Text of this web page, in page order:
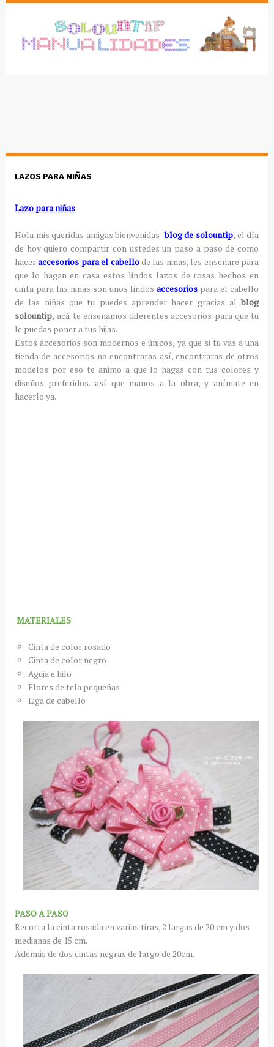
LAZOS PARA NIÑAS
Lazo para niñas
Hola mis queridas amigas bienvenidas blog de solountip, el día
de hoy quiero compartir con ustedes un paso a paso de como
haceraccesorios para el cabellode las niñas, les enseñare para
que lo hagan en casa estos lindos lazos de rosas hechos en
cinta para las niñas son unos lindos accesorios para el cabello
de las niñas que tu puedes aprender hacer gracias alblog
solountip,acá te enseñamos diferentes accesorios para que tu
le puedas poner a tus hijas.
Estos accesorios son modernos e únicos, ya que si tu vas a una
tienda de accesorios no encontraras así, encontraras de otros
modelos por eso te animo a que lo hagas con tus colores y
diseños preferidos. así que manos a la obra, y anímate en
hacerlo ya.
MATERIALES
Cinta de color rosado
Cinta de color negro
Aguja e hilo
Flores de tela pequeñas
Liga de cabello
PASO A PASO
Recorta la cinta rosada en varias tiras, 2 largas de 20 cm y dos
medianas de 15 cm.
Además de dos cintas negras de largo de 20cm.